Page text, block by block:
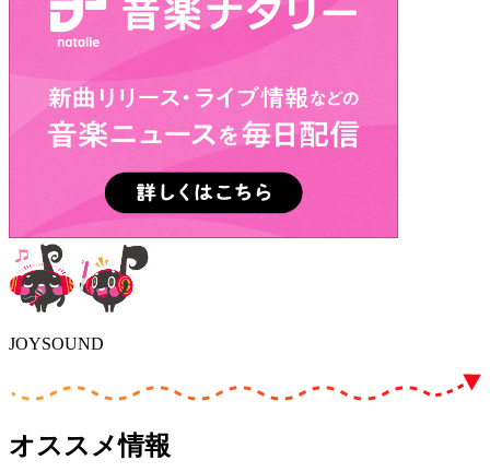
JOYSOUND
オススメ情報